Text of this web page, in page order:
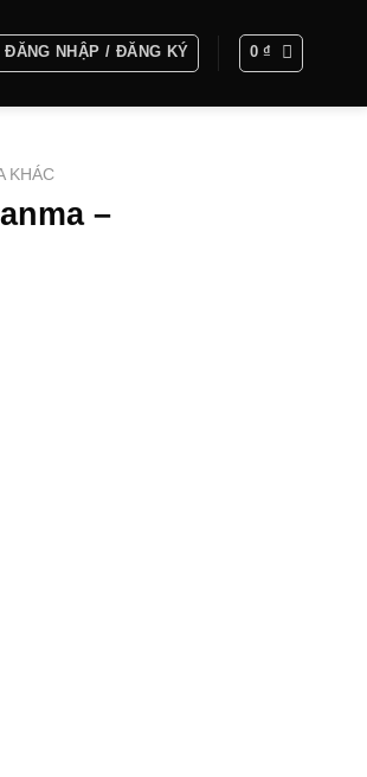
ĐĂNG NHẬP / ĐĂNG KÝ 0₫
KHÁC
–
₫